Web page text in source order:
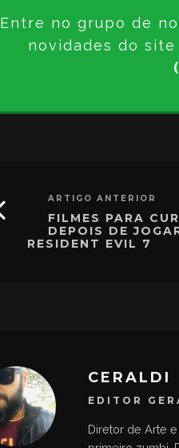
Entre no grupo de
novidades do
ARTIGO ANTERIOR
FILMES PARA
DEPOIS DE
RESIDENT EVIL 7
CERALDI
EDITOR
Diretor de Arte